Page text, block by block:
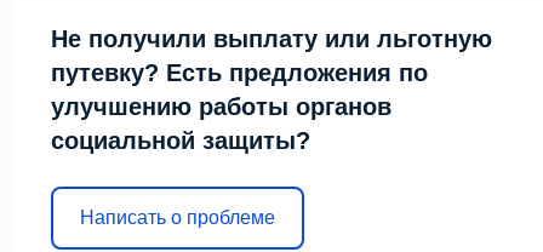
Не получили выплату или льготную
путевку? Есть предложения по
улучшению работы органов
социальной защиты?
Написать о проблеме